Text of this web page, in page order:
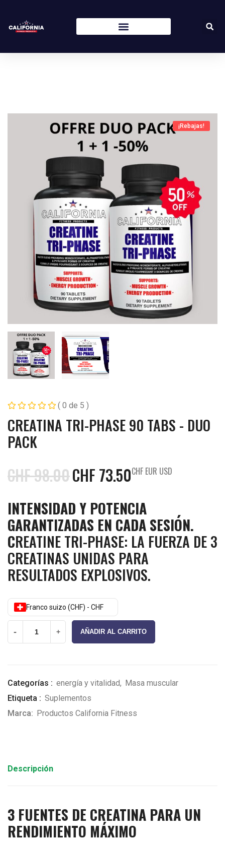
¡Rebajas!
( 0 de 5 )
CREATINA TRI-PHASE 90 TABS - DUO
PACK
CHF98.00CHF 73.50CHF EUR USD
INTENSIDAD Y POTENCIA
GARANTIZADAS EN CADA SESIÓN.
CREATINE TRI-PHASE: LA FUERZA DE 3
CREATINAS UNIDAS PARA
RESULTADOS EXPLOSIVOS.
Franco suizo (CHF) - CHF
- + AÑADIR AL CARRITO
Categorías : energía y vitalidad, Masa muscular
Etiqueta : Suplementos
Marca: Productos California Fitness
Descripción
3 FUENTES DE CREATINA PARA UN
RENDIMIENTO MÁXIMO